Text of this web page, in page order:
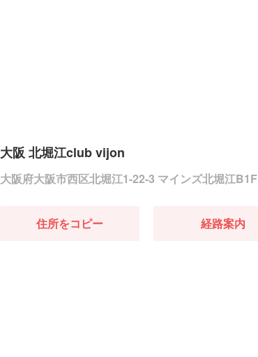
大阪 北堀江club vijon
大阪府大阪市西区北堀江1-22-3 マインズ北堀江B1F
住所をコピー 経路案内